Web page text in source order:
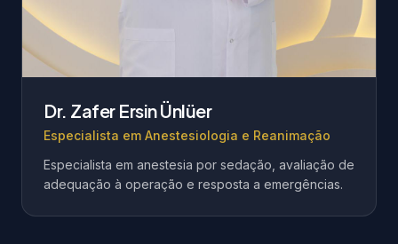
Dr. Zafer Ersin Ünlüer
Especialista em Anestesiologia e Reanimação
Especialista em anestesia por sedação, avaliação de
adequação à operação e resposta a emergências.